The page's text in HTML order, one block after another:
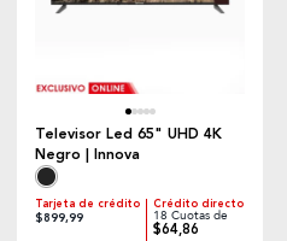
Televisor Led 65" UHD 4K
Negro | Innova
Tarjeta de crédito
$899,99
Crédito directo
18 Cuotas de
$64,86